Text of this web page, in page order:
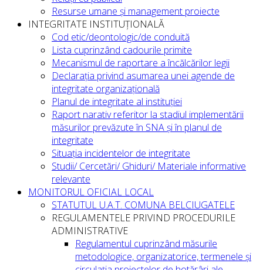
Resurse umane și management proiecte
INTEGRITATE INSTITUȚIONALĂ
Cod etic/deontologic/de conduită
Lista cuprinzând cadourile primite
Mecanismul de raportare a încălcărilor legii
Declarația privind asumarea unei agende de
integritate organizațională
Planul de integritate al instituției
Raport narativ referitor la stadiul implementării
măsurilor prevăzute în SNA și în planul de
integritate
Situația incidentelor de integritate
Studii/ Cercetări/ Ghiduri/ Materiale informative
relevante
MONITORUL OFICIAL LOCAL
STATUTUL U.A.T. COMUNA BELCIUGATELE
REGULAMENTELE PRIVIND PROCEDURILE
ADMINISTRATIVE
Regulamentul cuprinzând măsurile
metodologice, organizatorice, termenele și